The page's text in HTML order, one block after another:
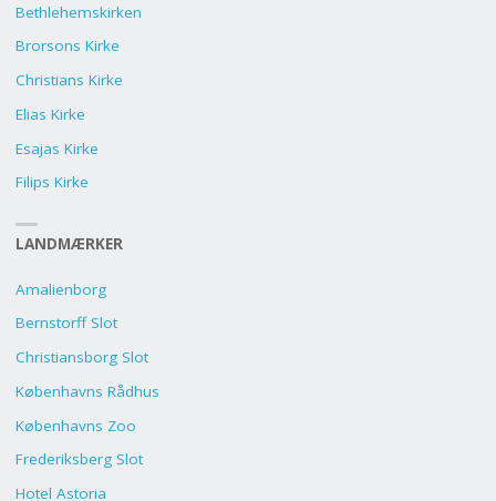
Bethlehemskirken
Brorsons Kirke
Christians Kirke
Elias Kirke
Esajas Kirke
Filips Kirke
LANDMÆRKER
Amalienborg
Bernstorff Slot
Christiansborg Slot
Københavns Rådhus
Københavns Zoo
Frederiksberg Slot
Hotel Astoria